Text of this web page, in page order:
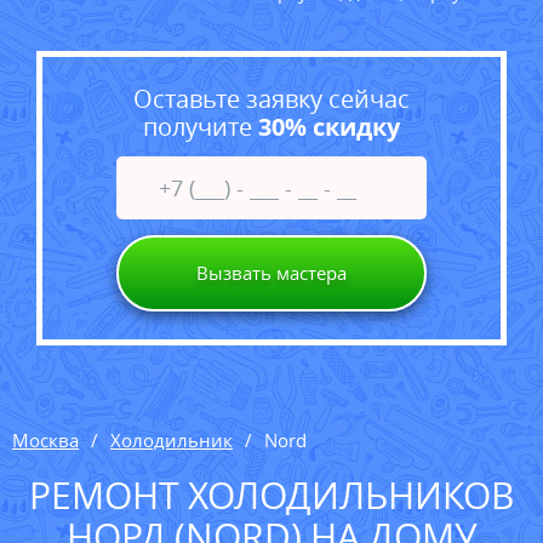
Оставьте заявку сейчас
получите30% скидку
Вызвать мастера
Москва Холодильник Nord
РЕМОНТ ХОЛОДИЛЬНИКОВ